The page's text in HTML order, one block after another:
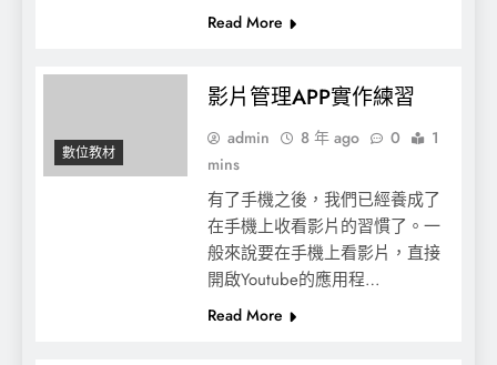
Read More
數位教材
影片管理APP實作練習
admin 8 年 ago 0
1
mins
有了手機之後，我們已經養成了
在手機上收看影片的習慣了。一
般來說要在手機上看影片，直接
開啟Youtube的應用程…
Read More